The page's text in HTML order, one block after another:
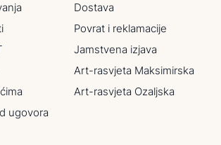
ugovora
Dostava
Povrat i reklamacije
Jamstvena izjava
Art-rasvjeta Maksimirska
Art-rasvjeta Ozaljska